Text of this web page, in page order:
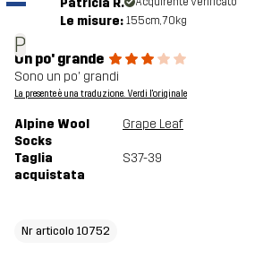
P
Le misure: 155cm, 70kg
Un po' grande
Sono un po' grandi
La presente è una traduzione. Verdi l'originale
Alpine Wool
Socks
Grape Leaf
Taglia
acquistata
S37-39
Nr articolo 10752